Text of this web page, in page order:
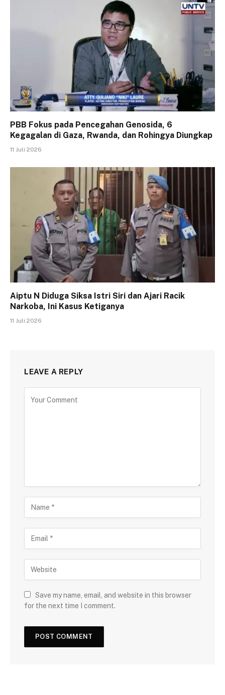
PBB Fokus pada Pencegahan Genosida, 6
Kegagalan di Gaza, Rwanda, dan Rohingya Diungkap
11 Juli 2026
Aiptu N Diduga Siksa Istri Siri dan Ajari Racik
Narkoba, Ini Kasus Ketiganya
11 Juli 2026
LEAVE A REPLY
Save my name, email, and website in this browser
for the next time I comment.